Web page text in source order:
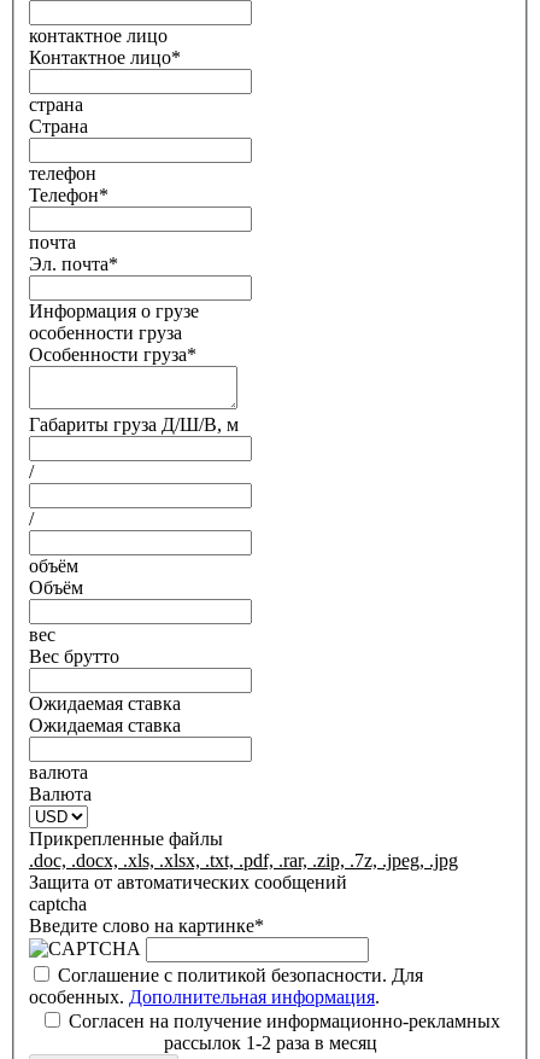
контактное лицо
Контактное лицо*
страна
Страна
телефон
Телефон*
почта
Эл. почта*
Информация о грузе
особенности груза
Особенности груза*
Габариты груза Д/Ш/В, м
/
/
объём
Объём
вес
Вес брутто
Ожидаемая ставка
Ожидаемая ставка
валюта
Валюта
Прикрепленные файлы
.doc, .docx, .xls, .xlsx, .txt, .pdf, .rar, .zip, .7z, .jpeg, .jpg
Защита от автоматических сообщений
captcha
Введите слово на картинке*
Соглашение с политикой безопасности. Для
особенных. Дополнительная информация.
Соглашение с политикой безопасности.
Дополнительная информация .
Согласен на получение информационно-рекламных
рассылок 1-2 раза в месяц